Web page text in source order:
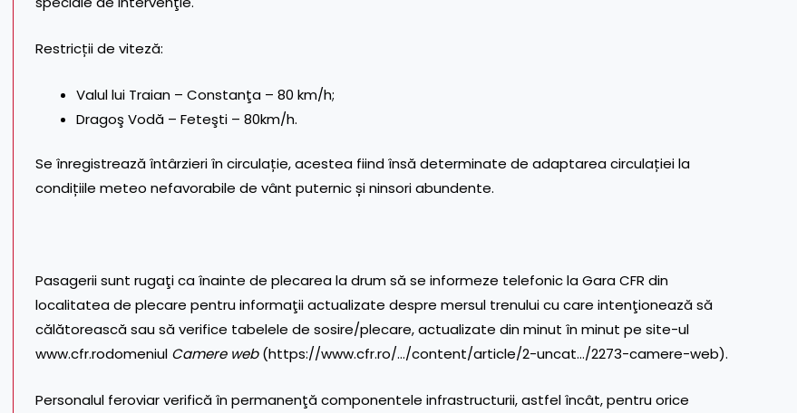
Restricții de viteză:
Valul lui Traian – Constanţa – 80 km/h;
Dragoş Vodă – Feteşti – 80km/h.
Se înregistrează întârzieri în circulație, acestea fiind însă determinate de adaptarea circulației la
condițiile meteo nefavorabile de vânt puternic și ninsori abundente.
Pasagerii sunt rugaţi ca înainte de plecarea la drum să se informeze telefonic la Gara CFR din
localitatea de plecare pentru informaţii actualizate despre mersul trenului cu care intenţionează să
călătorească sau să verifice tabelele de sosire/plecare, actualizate din minut în minut pe site-ul
www.cfr.rodomeniul Camere web(https://www.cfr.ro/…/content/article/2-uncat…/2273-camere-web).
Personalul feroviar verifică în permanenţă componentele infrastructurii, astfel încât, pentru orice